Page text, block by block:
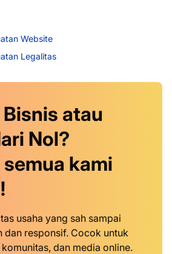
Website
Legalitas
atau
Nol?
semua kami
usaha yang sah sampai
dan responsif. Cocok untuk
dan media online.